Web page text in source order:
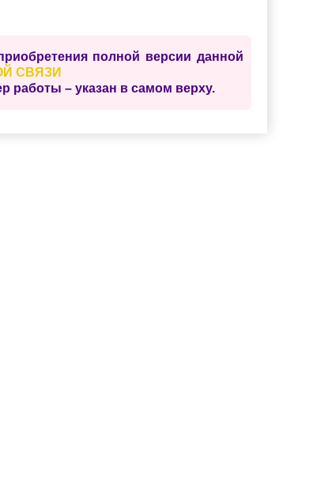
полной версии данной
СВЯЗИ
– указан в самом верху.